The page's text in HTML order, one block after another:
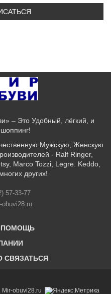
– Это Удобный, лёгкий, и
Мужскую, Женскую
- Ralf Ringer,
Marco Tozzi, Legre. Keddo,
других!
57-33-77
obuvi28.ru
ПОМОЩЬ
СВЯЗАТЬСЯ
obuvi28.ru